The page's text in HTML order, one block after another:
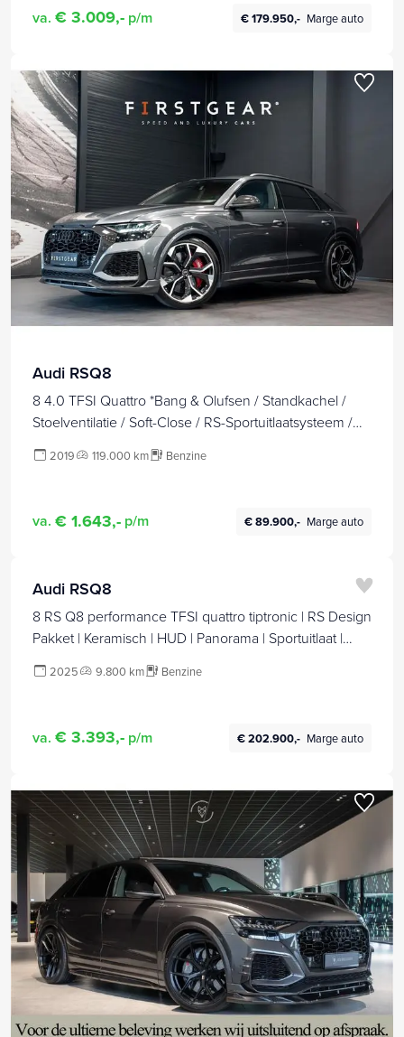
va. € 3.009,- p/m € 179.950,- Marge auto
Audi RSQ8
8 4.0 TFSI Quattro *Bang & Olufsen / Standkachel /
Stoelventilatie / Soft-Close / RS-Sportuitlaatsysteem /
2019 119.000 km Benzine
va. € 1.643,- p/m € 89.900,- Marge auto
Audi RSQ8
8 RS Q8 performance TFSI quattro tiptronic | RS Design
Pakket | ​Keramisch | HUD | Panorama | Sportuitlaat |
2025 9.800 km Benzine
va. € 3.393,- p/m € 202.900,- Marge auto